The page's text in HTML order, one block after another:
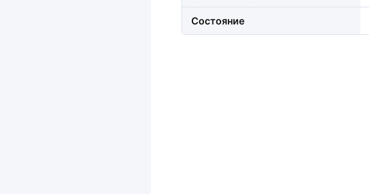
Состояние